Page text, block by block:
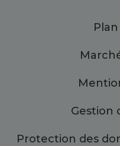
Gestion
Protection des